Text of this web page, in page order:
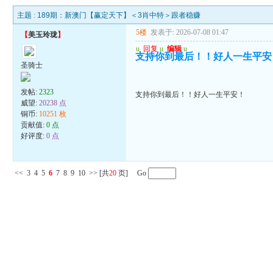
主题 : 189期：新澳门【赢定天下】＜3肖中特＞跟者稳赚
【美玉玲珑】
圣骑士
发帖:2323
威望:20238 点
铜币: 10251 枚
贡献值:0 点
好评度:0 点
5楼 发表于: 2026-07-08 01:47
u 回复 u 编辑 u
支持你到最后！！好人一生平安
支持你到最后！！好人一生平安！
<< 3 4 5 6 7 8 9 10 >> [共20 页] Go